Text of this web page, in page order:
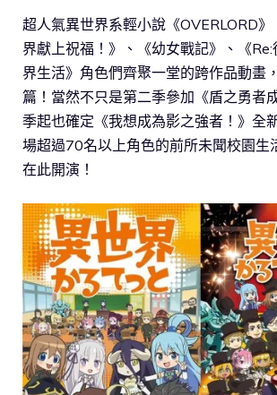
超人氣異世界系輕小說《OVERLORD
界獻上祝福！》、《幼女戰記》、《
界生活》角色們齊聚一堂的跨作品動畫
篇！當然不只是第二季參加《盾之勇者
季起也確定《我想成為影之強者！》全
場超過70名以上角色的前所未聞校園生
在此開演！